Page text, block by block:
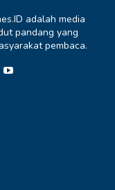
adalah media
pandang yang
pembaca.